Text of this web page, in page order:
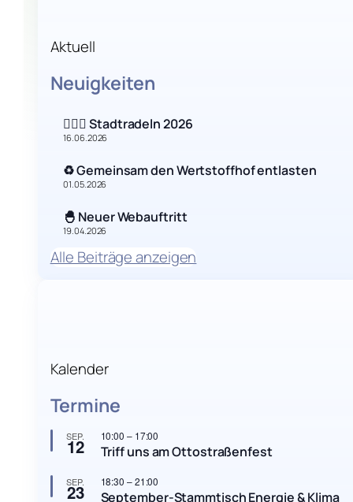
Aktuell
Neuigkeiten
🚴🏻‍♂️ Stadtradeln 2026
16.06.2026
♻️ Gemeinsam den Wertstoffhof entlasten
01.05.2026
🐣 Neuer Webauftritt
19.04.2026
Alle Beiträge anzeigen
Kalender
Termine
SEP.
12 10:00 – 17:00
Triff uns am Ottostraßenfest
SEP.
23 18:30 –21:00
September-Stammtisch Energie & Klima